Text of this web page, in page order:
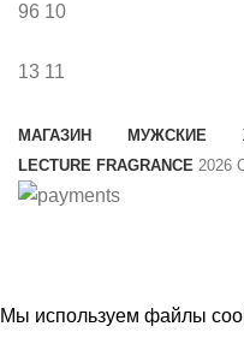
96 10
13 11
МАГАЗИН МУЖСКИЕ
LECTURE FRAGRANCE 2026
Мы используем файлы